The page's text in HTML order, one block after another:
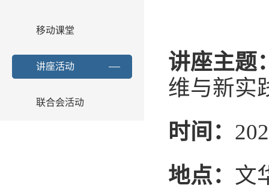
移动课堂
讲座活动
联合会活动
讲座主题
维与新实
时间：
地点： 文